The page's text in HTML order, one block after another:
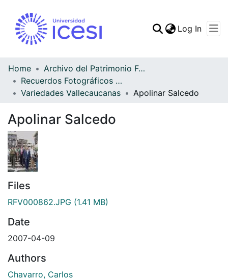
Log In
Home
Archivo del Patrimonio Fotográfico y Fílmico del Valle del Cauca
Recuerdos Fotográficos Vallecaucanos
Variedades Vallecaucanas
Apolinar Salcedo
Apolinar Salcedo
Files
RFV000862.JPG (1.41 MB)
Date
2007-04-09
Authors
Chavarro, Carlos